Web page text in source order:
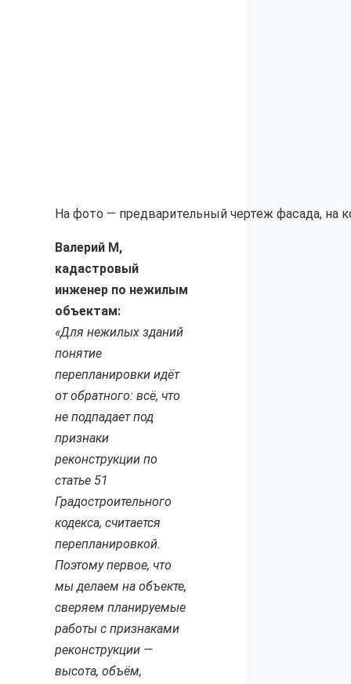
На фото — предварительный чертеж фасада, на
Валерий М,
кадастровый
инженер по нежилым
объектам:
«Для нежилых зданий
понятие
перепланировки идёт
от обратного: всё, что
не подпадает под
признаки
реконструкции по
статье 51
Градостроительного
кодекса, считается
перепланировкой.
Поэтому первое, что
мы делаем на объекте,
сверяем планируемые
работы с признаками
реконструкции —
высота, объём,